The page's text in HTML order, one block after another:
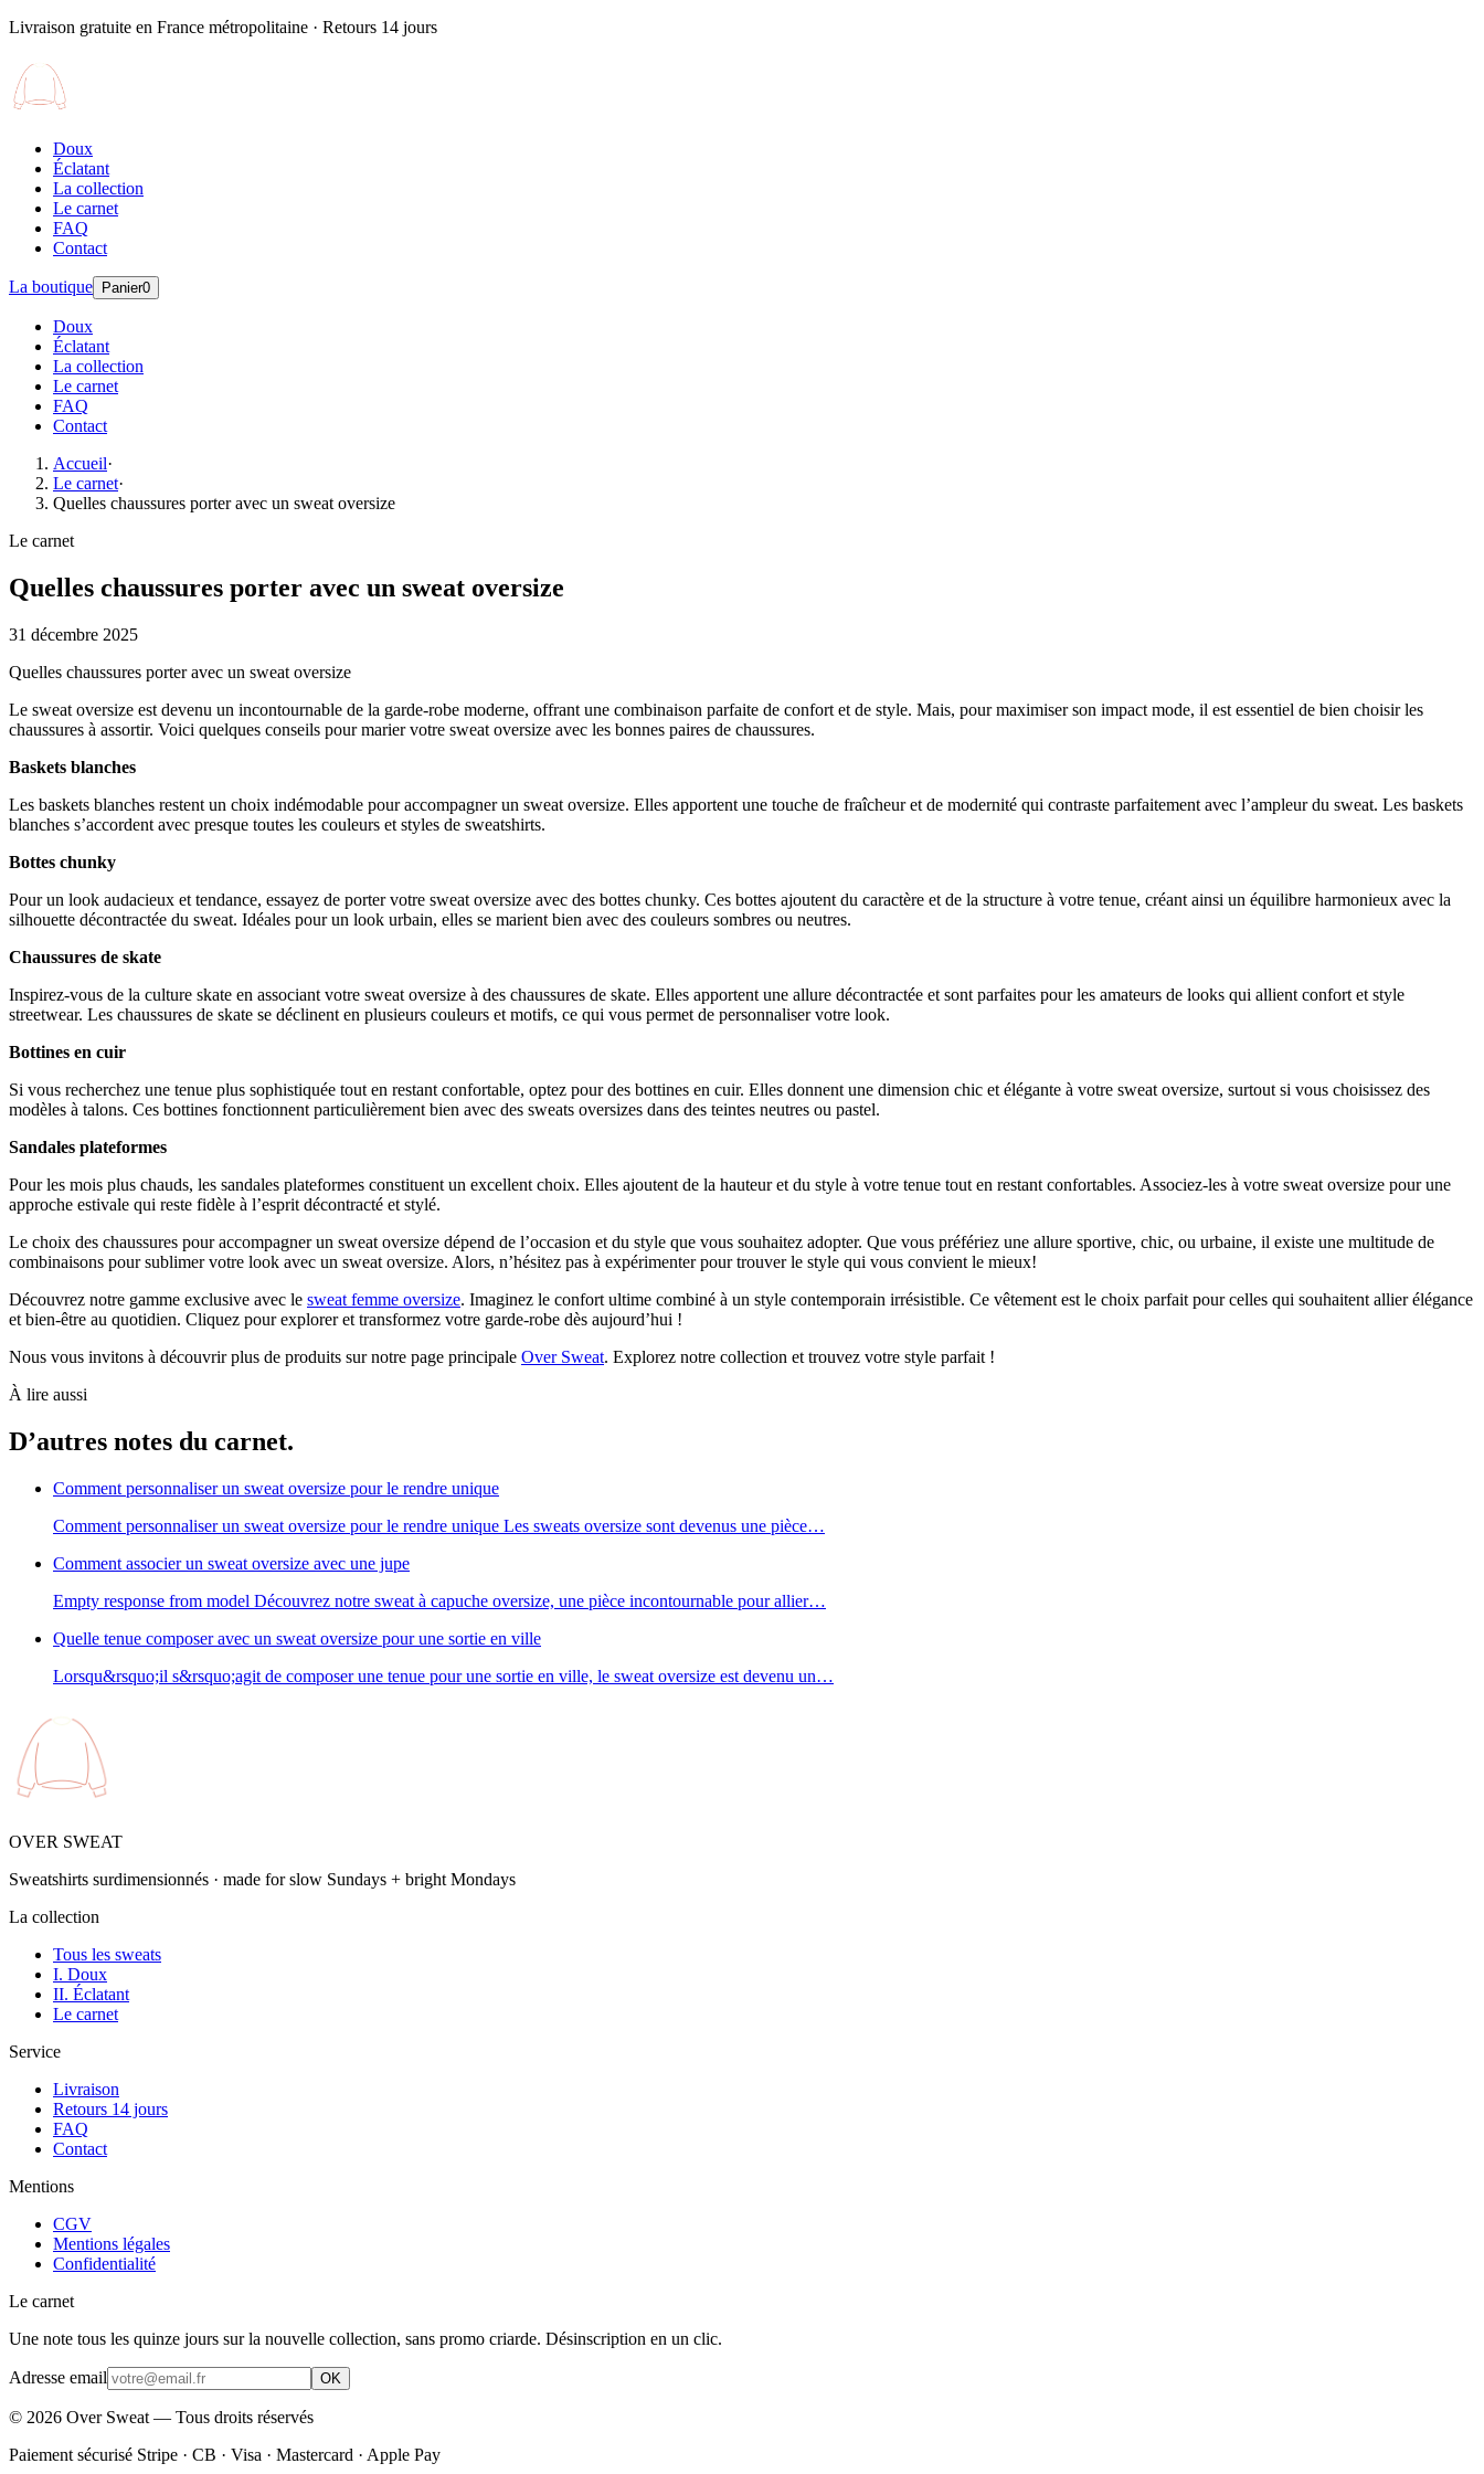
Livraison gratuite en France métropolitaine · Retours 14 jours
Doux
Éclatant
La collection
Le carnet
FAQ
Contact
La boutique Panier0
Doux
Éclatant
La collection
Le carnet
FAQ
Contact
Accueil·
Le carnet·
Quelles chaussures porter avec un sweat oversize
Le carnet
Quelles chaussures porter avec un sweat oversize
31 décembre 2025
Quelles chaussures porter avec un sweat oversize
Le sweat oversize est devenu un incontournable de la garde-robe moderne, offrant une combinaison parfaite de confort et de style. Mais, pour maximiser son impact mode, il est essentiel de bien choisir les
chaussures à assortir. Voici quelques conseils pour marier votre sweat oversize avec les bonnes paires de chaussures.
Baskets blanches
Les baskets blanches restent un choix indémodable pour accompagner un sweat oversize. Elles apportent une touche de fraîcheur et de modernité qui contraste parfaitement avec l’ampleur du sweat. Les baskets
blanches s’accordent avec presque toutes les couleurs et styles de sweatshirts.
Bottes chunky
Pour un look audacieux et tendance, essayez de porter votre sweat oversize avec des bottes chunky. Ces bottes ajoutent du caractère et de la structure à votre tenue, créant ainsi un équilibre harmonieux avec la
silhouette décontractée du sweat. Idéales pour un look urbain, elles se marient bien avec des couleurs sombres ou neutres.
Chaussures de skate
Inspirez-vous de la culture skate en associant votre sweat oversize à des chaussures de skate. Elles apportent une allure décontractée et sont parfaites pour les amateurs de looks qui allient confort et style
streetwear. Les chaussures de skate se déclinent en plusieurs couleurs et motifs, ce qui vous permet de personnaliser votre look.
Bottines en cuir
Si vous recherchez une tenue plus sophistiquée tout en restant confortable, optez pour des bottines en cuir. Elles donnent une dimension chic et élégante à votre sweat oversize, surtout si vous choisissez des
modèles à talons. Ces bottines fonctionnent particulièrement bien avec des sweats oversizes dans des teintes neutres ou pastel.
Sandales plateformes
Pour les mois plus chauds, les sandales plateformes constituent un excellent choix. Elles ajoutent de la hauteur et du style à votre tenue tout en restant confortables. Associez-les à votre sweat oversize pour une
approche estivale qui reste fidèle à l’esprit décontracté et stylé.
Le choix des chaussures pour accompagner un sweat oversize dépend de l’occasion et du style que vous souhaitez adopter. Que vous préfériez une allure sportive, chic, ou urbaine, il existe une multitude de
combinaisons pour sublimer votre look avec un sweat oversize. Alors, n’hésitez pas à expérimenter pour trouver le style qui vous convient le mieux!
Découvrez notre gamme exclusive avec le sweat femme oversize. Imaginez le confort ultime combiné à un style contemporain irrésistible. Ce vêtement est le choix parfait pour celles qui souhaitent allier élégance
et bien-être au quotidien. Cliquez pour explorer et transformez votre garde-robe dès aujourd’hui !
Nous vous invitons à découvrir plus de produits sur notre page principale Over Sweat. Explorez notre collection et trouvez votre style parfait !
À lire aussi
D’autres notes du carnet.
Comment personnaliser un sweat oversize pour le rendre unique
Comment personnaliser un sweat oversize pour le rendre unique Les sweats oversize sont devenus une pièce…
Comment associer un sweat oversize avec une jupe
Empty response from model Découvrez notre sweat à capuche oversize, une pièce incontournable pour allier…
Quelle tenue composer avec un sweat oversize pour une sortie en ville
Lorsqu&rsquo;il s&rsquo;agit de composer une tenue pour une sortie en ville, le sweat oversize est devenu un…
OVER SWEAT
Sweatshirts surdimensionnés · made for slow Sundays + bright Mondays
La collection
Tous les sweats
I. Doux
II. Éclatant
Le carnet
Service
Livraison
Retours 14 jours
FAQ
Contact
Mentions
CGV
Mentions légales
Confidentialité
Le carnet
Une note tous les quinze jours sur la nouvelle collection, sans promo criarde. Désinscription en un clic.
Adresse email OK
© 2026 Over Sweat — Tous droits réservés
Paiement sécurisé Stripe · CB · Visa · Mastercard · Apple Pay